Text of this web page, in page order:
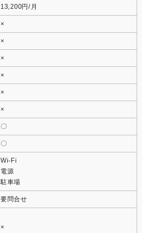
13,200円/月
×
×
×
×
×
×
〇
〇
Wi-Fi
電源
駐車場
要問合せ
×